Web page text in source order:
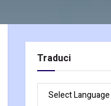
Traduci